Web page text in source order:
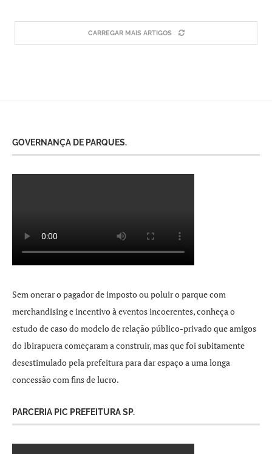
CARREGAR MAIS ARTIGOS
GOVERNANÇA DE PARQUES.
Sem onerar o pagador de imposto ou poluir o parque com
merchandising e incentivo à eventos incoerentes, conheça o
estudo de caso do modelo de relação público-privado que amigos
do Ibirapuera começaram a construir, mas que foi subitamente
desestimulado pela prefeitura para dar espaço a uma longa
concessão com fins de lucro.
PARCERIA PIC PREFEITURA SP.